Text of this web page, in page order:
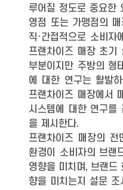
루어질 정도로 중요한
영점 또는 가맹점의
직·간접적으로 소비
프랜차이즈 매장 초기
부분이지만 주방의 형
에 대한 연구는 활발
프랜차이즈 매장에서
시스템에 대한 연구를
을 제시한다.
프랜차이즈 매장의 전
환경이 소비자의 브랜
영향을 미치며, 브랜드
향을 미치는지 설문